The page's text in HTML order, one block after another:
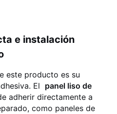
e instalación
este producto es su
El panel liso de
adherir directamente a
como paneles de